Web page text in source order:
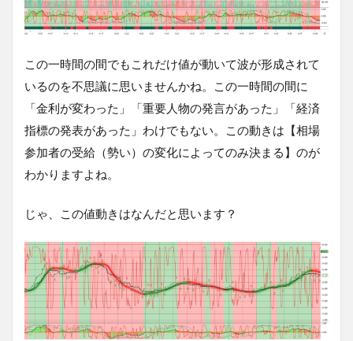
この一時間の間でもこれだけ値が動いて波が形成されて
いるのを不思議に思いませんかね。この一時間の間に
「金利が変わった」「重要人物の発言があった」「経済
指標の発表があった」わけでもない。この動きは【相場
参加者の受給（勢い）の変化によってのみ決まる】のが
わかりますよね。
じゃ、この値動きはなんだと思います？